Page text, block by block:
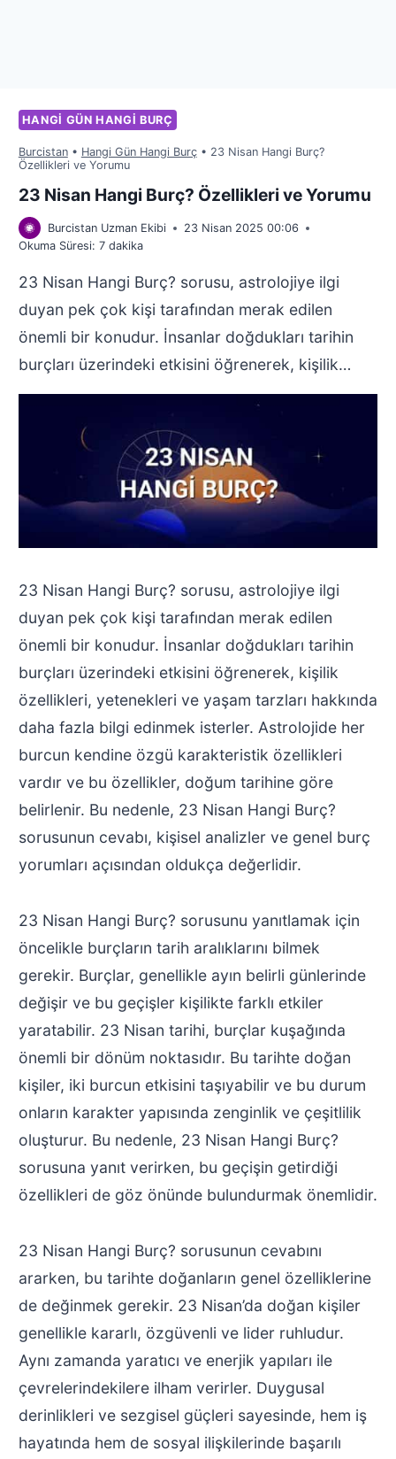
HANGI GÜN HANGI BURÇ
Burcistan• Hangi Gün Hangi Burç• 23 Nisan Hangi Burç?
Özellikleri ve Yorumu
23 Nisan Hangi Burç? Özellikleri ve Yorumu
Burcistan Uzman Ekibi
23 Nisan 2025 00:06
Okuma Süresi: 7 dakika
23 Nisan Hangi Burç? sorusu, astrolojiye ilgi
duyan pek çok kişi tarafından merak edilen
önemli bir konudur. İnsanlar doğdukları tarihin
burçları üzerindeki etkisini öğrenerek, kişilik…
23 Nisan Hangi Burç? sorusu, astrolojiye ilgi
duyan pek çok kişi tarafından merak edilen
önemli bir konudur. İnsanlar doğdukları tarihin
burçları üzerindeki etkisini öğrenerek, kişilik
özellikleri, yetenekleri ve yaşam tarzları hakkında
daha fazla bilgi edinmek isterler. Astrolojide her
burcun kendine özgü karakteristik özellikleri
vardır ve bu özellikler, doğum tarihine göre
belirlenir. Bu nedenle, 23 Nisan Hangi Burç?
sorusunun cevabı, kişisel analizler ve genel burç
yorumları açısından oldukça değerlidir.
23 Nisan Hangi Burç? sorusunu yanıtlamak için
öncelikle burçların tarih aralıklarını bilmek
gerekir. Burçlar, genellikle ayın belirli günlerinde
değişir ve bu geçişler kişilikte farklı etkiler
yaratabilir. 23 Nisan tarihi, burçlar kuşağında
önemli bir dönüm noktasıdır. Bu tarihte doğan
kişiler, iki burcun etkisini taşıyabilir ve bu durum
onların karakter yapısında zenginlik ve çeşitlilik
oluşturur. Bu nedenle, 23 Nisan Hangi Burç?
sorusuna yanıt verirken, bu geçişin getirdiği
özellikleri de göz önünde bulundurmak önemlidir.
23 Nisan Hangi Burç? sorusunun cevabını
ararken, bu tarihte doğanların genel özelliklerine
de değinmek gerekir. 23 Nisan’da doğan kişiler
genellikle kararlı, özgüvenli ve lider ruhludur.
Aynı zamanda yaratıcı ve enerjik yapıları ile
çevrelerindekilere ilham verirler. Duygusal
derinlikleri ve sezgisel güçleri sayesinde, hem iş
hayatında hem de sosyal ilişkilerinde başarılı